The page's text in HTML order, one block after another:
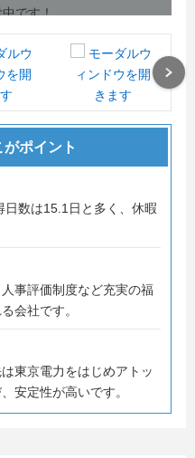
です！
個別応相談いたしますの
お待ちしております。
ポイント
数は15.1日と多く、休暇
事評価制度など充実の福
会社です。
東京電力をはじめアトッ
安定性が高いです。